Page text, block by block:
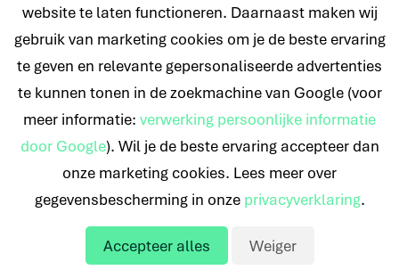
Offerte aanvragen
© 2026 Nederlands Krediet Collectief
website te laten functioneren. Daarnaast maken wij
gebruik van marketing cookies om je de beste ervaring
te geven en relevante gepersonaliseerde advertenties
te kunnen tonen in de zoekmachine van Google (voor
meer informatie: verwerking persoonlijke informatie
door Google). Wil je de beste ervaring accepteer dan
onze marketing cookies. Lees meer over
gegevensbescherming in onze privacyverklaring.
Accepteer alles Weiger